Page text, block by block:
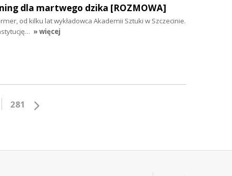
dla martwego dzika [ROZMOWA]
od kilku lat wykładowca Akademii Sztuki w Szczecinie.
» więcej
281